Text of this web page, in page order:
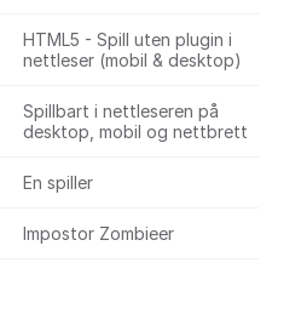
HTML5 - Spill uten plugin i
nettleser (mobil & desktop)
Spillbart i nettleseren på
desktop, mobil og nettbrett
En spiller
Impostor Zombieer